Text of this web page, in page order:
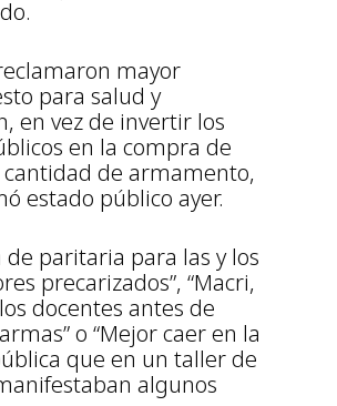
mayor
para salud y
en vez de invertir los
en la compra de
de armamento,
estado público ayer.
de paritaria para las y los
precarizados”, “Macri,
docentes antes de
o “Mejor caer en la
que en un taller de
algunos